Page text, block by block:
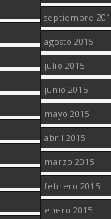
septiembre
agosto 2015
julio 2015
junio 2015
mayo 2015
abril 2015
marzo 2015
febrero 2015
enero 2015